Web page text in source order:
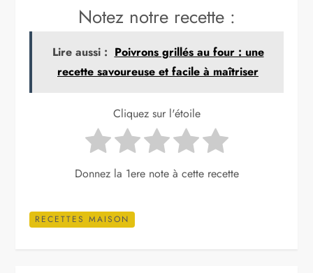
Notez notre recette :
Lire aussi : Poivrons grillés au four : une
recette savoureuse et facile à maîtriser
Cliquez sur l'étoile
Donnez la 1ere note à cette recette
RECETTES MAISON